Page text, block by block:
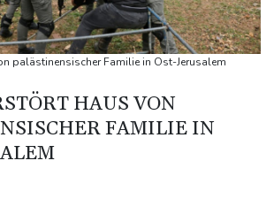
bestätigt Aussetzung von Trumps
Plänen
Ceuta: Spanien und Italien streiten über
Mont Ventoux ins Gelbe Trikot
Justizminister Blanche kurz vor der
palästinensischer Familie in Ost-Jerusalem
HAUS VON
FAMILIE IN